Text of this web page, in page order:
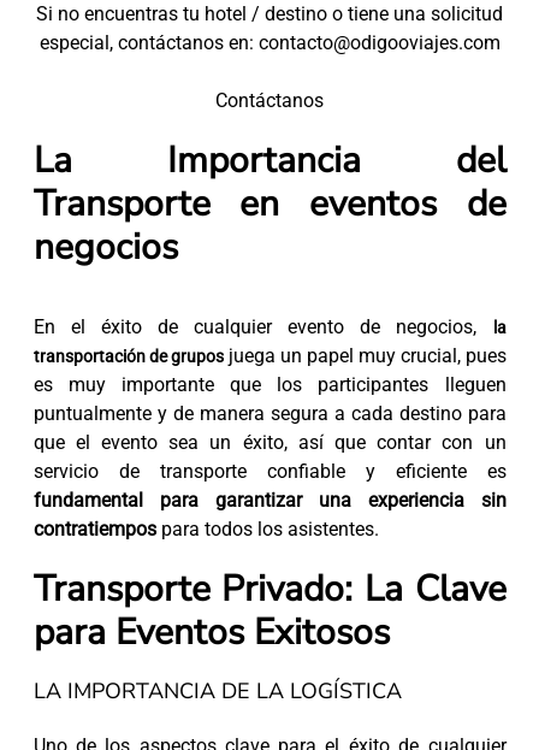
Si no encuentras tu hotel / destino o tiene una solicitud
especial, contáctanos en: contacto@odigooviajes.com
Contáctanos
La Importancia del
Transporte en eventos de
negocios
En el éxito de cualquier evento de negocios,
la
transportación de gruposjuega un papel muy crucial, pues
es muy importante que los participantes lleguen
puntualmente y de manera segura a cada destino para
que el evento sea un éxito, así que contar con un
servicio de transporte confiable y eficiente es
fundamental para garantizar una experiencia sin
contratiempospara todos los asistentes.
Transporte Privado: La Clave
para Eventos Exitosos
LA IMPORTANCIA DE LA LOGÍSTICA